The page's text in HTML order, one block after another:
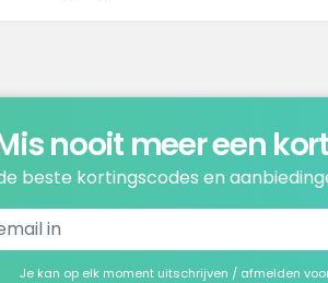
nooit meer een
beste kortingscodes en
Je kan op elk moment uitschrijven / afmelden